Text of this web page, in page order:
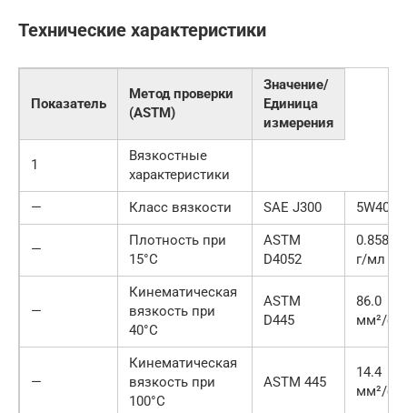
Технические характеристики
Показатель
Метод проверки
(ASTM)
Значение/
Единица
измерения
1
Вязкостные
характеристики
—
Класс вязкости SAE J300 5W40
—
Плотность при
15°C
ASTM
D4052
0.858
г/мл
—
Кинематическая
вязкость при
40°C
ASTM
D445
86.0
мм²/с
—
Кинематическая
вязкость при
100°C
ASTM 445
14.4
мм²/с